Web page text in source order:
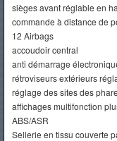
sièges avant réglable en
commande à distance de
12 Airbags
accoudoir central
anti démarrage
rétroviseurs extérieurs
réglage des sites des
affichages multifonction
ABS/ASR
Sellerie en tissu couverte